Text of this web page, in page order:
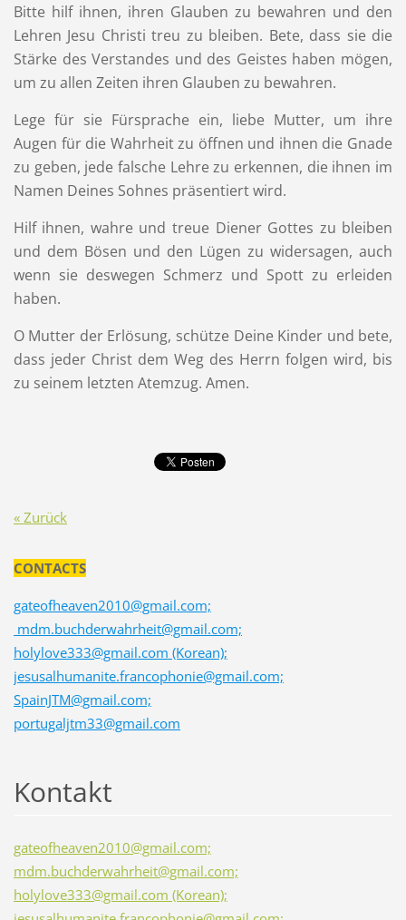
Bitte hilf ihnen, ihren Glauben zu bewahren und den
Lehren Jesu Christi treu zu bleiben. Bete, dass sie die
Stärke des Verstandes und des Geistes haben mögen,
um zu allen Zeiten ihren Glauben zu bewahren.
Lege für sie Fürsprache ein, liebe Mutter, um ihre
Augen für die Wahrheit zu öffnen und ihnen die Gnade
zu geben, jede falsche Lehre zu erkennen, die ihnen im
Namen Deines Sohnes präsentiert wird.
Hilf ihnen, wahre und treue Diener Gottes zu bleiben
und dem Bösen und den Lügen zu widersagen, auch
wenn sie deswegen Schmerz und Spott zu erleiden
haben.
O Mutter der Erlösung, schütze Deine Kinder und bete,
dass jeder Christ dem Weg des Herrn folgen wird, bis
zu seinem letzten Atemzug. Amen.
« Zurück
CONTACTS
gateofheaven2010@gmail.com;
mdm.buchderwahrheit@gmail.com;
holylove333@gmail.com (Korean);
jesusalhumanite.francophonie@gmail.com;
SpainJTM@gmail.com;
portugaljtm33@gmail.com
Kontakt
gateofheaven2010@gmail.com;
mdm.buchderwahrheit@gmail.com;
holylove333@gmail.com (Korean);